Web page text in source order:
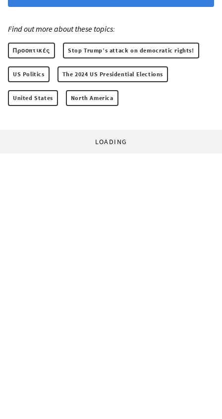
Find out more about these topics:
Προοπτικές Stop Trump’s attack on democratic rights!
US Politics The 2024 US Presidential Elections
United States North America
LOADING